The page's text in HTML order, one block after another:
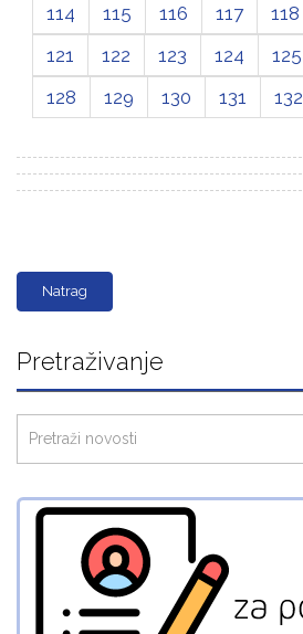
114
115 116 117 118
121
122 123 124 125
128
129 130 131 132
Natrag
Pretraživanje